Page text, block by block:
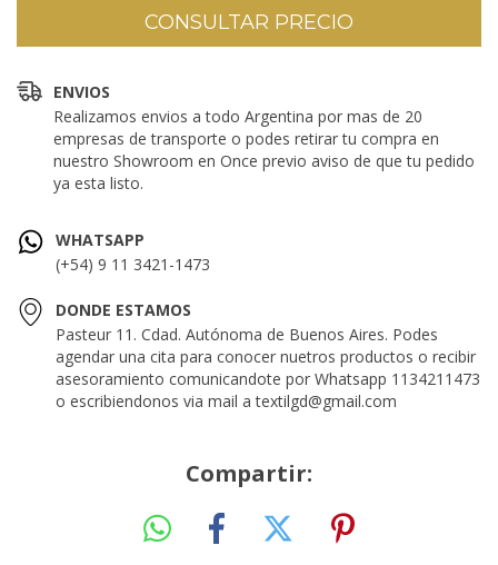
ENVIOS
Realizamos envios a todo Argentina por mas de 20
empresas de transporte o podes retirar tu compra en
nuestro Showroom en Once previo aviso de que tu pedido
ya esta listo.
WHATSAPP
(+54) 9 11 3421-1473
DONDE ESTAMOS
Pasteur 11. Cdad. Autónoma de Buenos Aires. Podes
agendar una cita para conocer nuetros productos o recibir
asesoramiento comunicandote por Whatsapp 1134211473
o escribiendonos via mail atextilgd@gmail.com
Compartir: